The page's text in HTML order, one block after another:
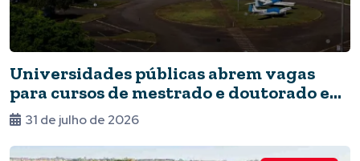
Universidades públicas abrem vagas
para cursos de mestrado e doutorado em
Foz31 de julho de 2026